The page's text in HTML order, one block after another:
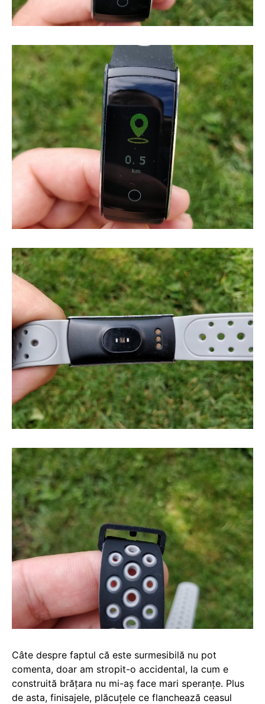
Câte despre faptul că este surmesibilă nu pot
comenta, doar am stropit-o accidental, la cum e
construită brățara nu mi-aș face mari speranțe. Plus
de asta, finisajele, plăcuțele ce flanchează ceasul